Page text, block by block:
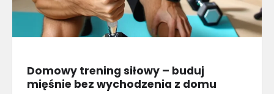
Domowy trening siłowy – buduj
mięśnie bez wychodzenia z domu